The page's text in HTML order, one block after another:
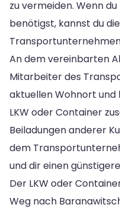
zu vermeiden. Wenn
benötigst, kannst du
An dem vereinbarten
Mitarbeiter des
aktuellen Wohnort und
LKW oder Container
Beiladungen anderer
dem
und dir einen
Der LKW oder
Weg nach